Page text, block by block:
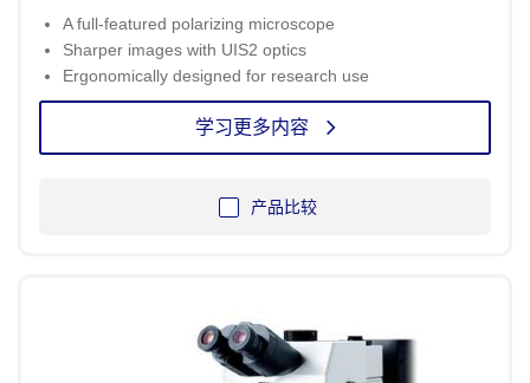
A full-featured polarizing microscope
Sharper images with UIS2 optics
Ergonomically designed for research use
学习更多内容
产品比较